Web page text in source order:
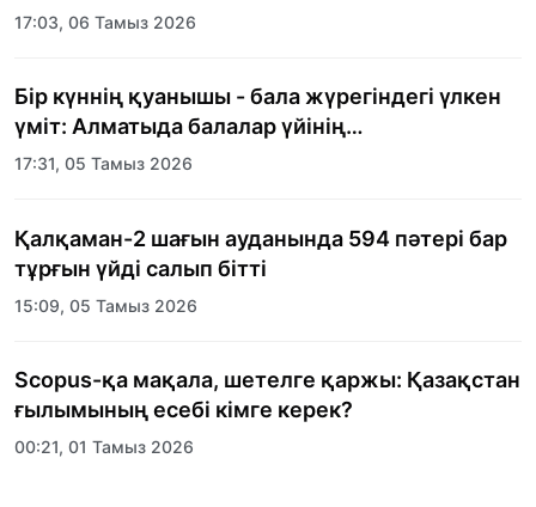
17:03, 06 Тамыз 2026
Бір күннің қуанышы - бала жүрегіндегі үлкен
үміт: Алматыда балалар үйінің
тәрбиеленушілеріне мерекелік күн
17:31, 05 Тамыз 2026
Қалқаман-2 шағын ауданында 594 пәтері бар
тұрғын үйді салып бітті
15:09, 05 Тамыз 2026
Scopus-қа мақала, шетелге қаржы: Қазақстан
ғылымының есебі кімге керек?
00:21, 01 Тамыз 2026